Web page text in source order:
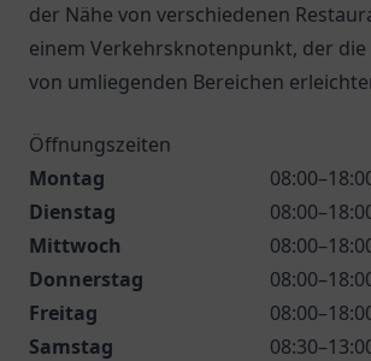
der Nähe von verschiedenen
einem Verkehrsknotenpunkt, der
von umliegenden Bereichen
Öffnungszeiten
Montag
Dienstag
Mittwoch
Donnerstag
Freitag
Samstag